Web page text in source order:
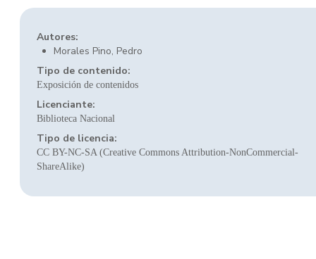
Autores:
Morales Pino, Pedro
Tipo de contenido:
Exposición de contenidos
Licenciante:
Biblioteca Nacional
Tipo de licencia:
CC BY-NC-SA (Creative Commons Attribution-NonCommercial-
ShareAlike)